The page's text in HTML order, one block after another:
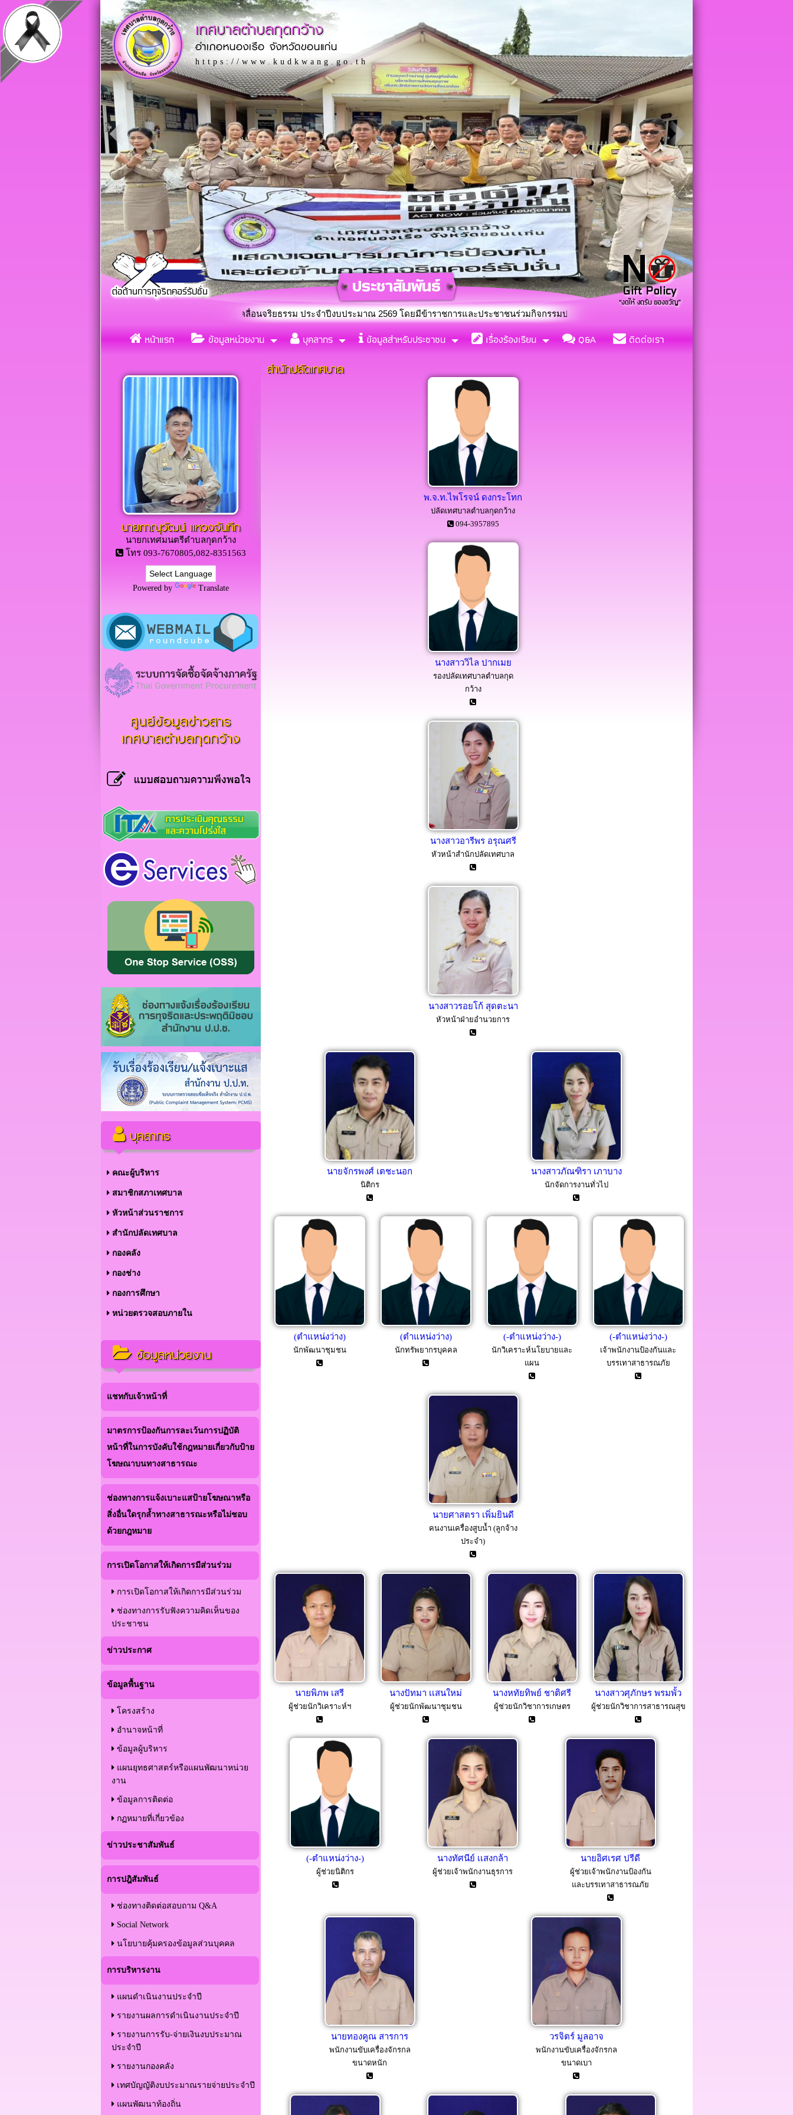
เทศบาลตำบลกุดกว้าง
อำเภอหนองเรือ จังหวัดขอนแก่น
https://www.kudkwang.go.th
« แต่งตั้งคณะทำงานขับเคลื่อนจริยธรรม ประจำปีงบประมาณ พ.ศ. 2569
เทศบาลตำบลกุดกว้าง ร่วมใจขับเคลื่อนจริยธรรม ประจำปีงบประมาณ 2569 โดยมีข้าราชการและประชาชนร่วมกิจกรรมปลูกป่าและจิตอาสา “เราทำความดีด้วยหัวใจ”
หน้าแรก ข้อมูลหน่วยงาน บุคลากร ข้อมูลสำหรับประชาชน เรื่องร้องเรียน Q&A ติดต่อเรา
นายภาณุวัฒน์ เเหวงจันทึก
นายกเทศมนตรีตำบลกุดกว้าง
โทร 093-7670805,082-8351563
Powered by Translate
ศูนย์ข้อมูลข่าวสาร
เทศบาลตำบลกุดกว้าง
บุคลากร
คณะผู้บริหาร
สมาชิกสภาเทศบาล
หัวหน้าส่วนราชการ
สำนักปลัดเทศบาล
กองคลัง
กองช่าง
กองการศึกษา
หน่วยตรวจสอบภายใน
ข้อมูลหน่วยงาน
แชทกับเจ้าหน้าที่
มาตรการป้องกันการละเว้นการปฏิบัติ
หน้าที่ในการบังคับใช้กฎหมายเกี่ยวกับป้าย
โฆษณาบนทางสาธารณะ
ช่องทางการแจ้งเบาะแสป้ายโฆษณาหรือ
สิ่งอื่นใดรุกล้ำทางสาธารณะหรือไม่ชอบ
ด้วยกฎหมาย
การเปิดโอกาสให้เกิดการมีส่วนร่วม
การเปิดโอกาสให้เกิดการมีส่วนร่วม
ช่องทางการรับฟังความคิดเห็นของ
ประชาชน
ข่าวประกาศ
ข้อมูลพื้นฐาน
โครงสร้าง
อำนาจหน้าที่
ข้อมูลผู้บริหาร
แผนยุทธศาสตร์หรือแผนพัฒนาหน่วย
งาน
ข้อมูลการติดต่อ
กฏหมายที่เกี่ยวข้อง
ข่าวประชาสัมพันธ์
การปฎิสัมพันธ์
ช่องทางติดต่อสอบถาม Q&A
Social Network
นโยบายคุ้มครองข้อมูลส่วนบุคคล
การบริหารงาน
แผนดำเนินงานประจำปี
รายงานผลการดำเนินงานประจำปี
รายงานการรับ-จ่ายเงินงบประมาณ
ประจำปี
รายงานกองคลัง
เทศบัญญัติงบประมาณรายจ่ายประจำปี
แผนพัฒนาท้องถิ่น
สำนักปลัดเทศบาล
พ.จ.ท.ไพโรจน์ ดงกระโทก
ปลัดเทศบาลตำบลกุดกว้าง
094-3957895
นางสาววิไล ปากเมย
รองปลัดเทศบาลตำบลกุด
กว้าง
นางสาวอารีพร อรุณศรี
หัวหน้าสำนักปลัดเทศบาล
นางสาวรอยโก้ สุดตะนา
หัวหน้าฝ่ายอำนวยการ
นายจักรพงศ์ เตชะนอก
นิติกร
นางสาวภัณฑิรา เภาบาง
นักจัดการงานทั่วไป
(ตำแหน่งว่าง)
นักพัฒนาชุมชน
(ตำแหน่งว่าง)
นักทรัพยากรบุคคล
(-ตำแหน่งว่าง-)
นักวิเคราะห์นโยบายและ
แผน
(-ตำแหน่งว่าง-)
เจ้าพนักงานป้องกันและ
บรรเทาสาธารณภัย
นายศาสตรา เพิ่มยินดี
คนงานเครื่องสูบน้ำ (ลูกจ้าง
ประจำ)
นายพิภพ เสรี
ผู้ช่วยนักวิเคราะห์ฯ
นางปัทมา เเสนใหม่
ผู้ช่วยนักพัฒนาชุมชน
นางหทัยทิพย์ ชาติศรี
ผู้ช่วยนักวิชาการเกษตร
นางสาวศุภักษร พรมพั้ว
ผู้ช่วยนักวิชาการสาธารณสุข
(-ตำแหน่งว่าง-)
ผู้ช่วยนิติกร
นางทัศนีย์ เเสงกล้า
ผู้ช่วยเจ้าพนักงานธุรการ
นายอิศเรศ ปรีดี
ผู้ช่วยเจ้าพนักงานป้องกัน
และบรรเทาสาธารณภัย
นายทองคูณ สารการ
พนักงานขับเครื่องจักรกล
ขนาดหนัก
วรจิตร์ มูลอาจ
พนักงานขับเครื่องจักรกล
ขนาดเบา